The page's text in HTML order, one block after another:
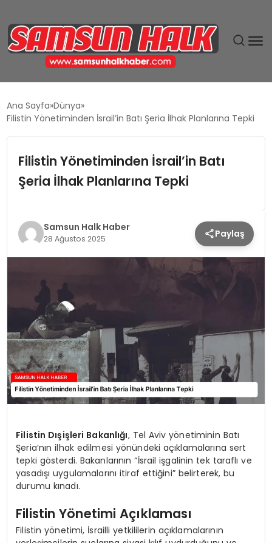
EKONOMI
GÜNDEM
MAGAZIN
SIYASET
SPOR
TEKNOLOJI
YAŞAM
Ana Sayfa Dünya
Filistin Yönetiminden İsrail’in Batı Şeria İlhak Planlarına Tepki
Filistin Yönetiminden İsrail’in Batı
Şeria İlhak Planlarına Tepki
Samsun Halk Haber
28 Ağustos 2025 Paylaş
Filistin Dışişleri Bakanlığı, Tel Aviv yönetiminin Batı
Şeria’nın ilhak edilmesi yönündeki açıklamalarına sert
tepki gösterdi. Bakanlarının “İsrail işgalinin tek taraflı ve
yasadışı uygulamalarını itiraf ettiğini” belirterek, bu
durumu kınadı.
Filistin Yönetimi Açıklaması
Filistin yönetimi, İsrailli yetkililerin açıklamalarının